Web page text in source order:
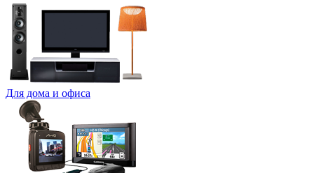
Для дома и офиса